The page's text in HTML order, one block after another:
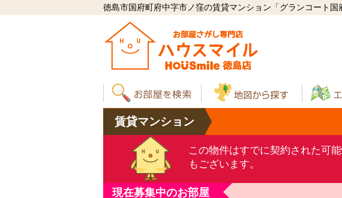
徳島市国府町府中字市ノ窪の賃貸マンション「グランコート国
賃貸マンション
この物件はすでに契約された可
もございます。
現在募集中のお部屋